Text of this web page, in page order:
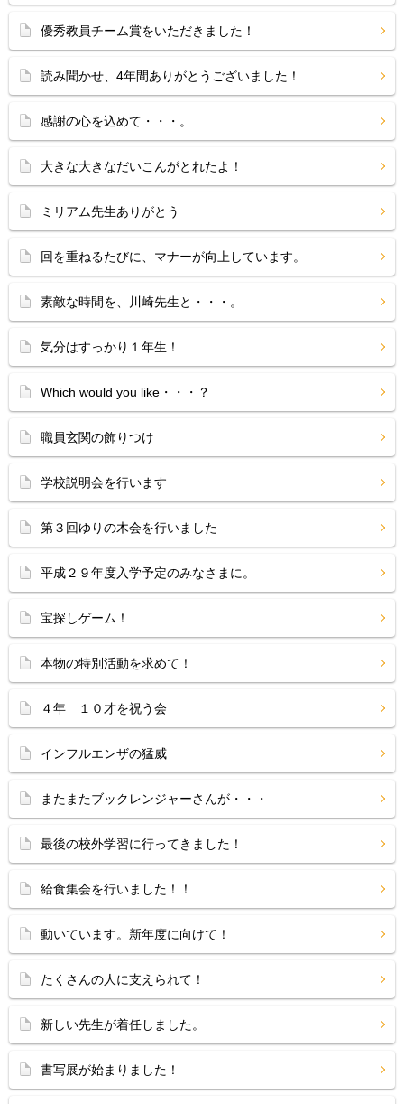
優秀教員チーム賞をいただきました！
読み聞かせ、4年間ありがとうございました！
感謝の心を込めて・・・。
大きな大きなだいこんがとれたよ！
ミリアム先生ありがとう
回を重ねるたびに、マナーが向上しています。
素敵な時間を、川崎先生と・・・。
気分はすっかり１年生！
Which would you like・・・？
職員玄関の飾りつけ
学校説明会を行います
第３回ゆりの木会を行いました
平成２９年度入学予定のみなさまに。
宝探しゲーム！
本物の特別活動を求めて！
４年 １０才を祝う会
インフルエンザの猛威
またまたブックレンジャーさんが・・・
最後の校外学習に行ってきました！
給食集会を行いました！！
動いています。新年度に向けて！
たくさんの人に支えられて！
新しい先生が着任しました。
書写展が始まりました！